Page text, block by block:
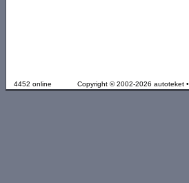
4452 online Copyright © 2002-2026 autoteket •